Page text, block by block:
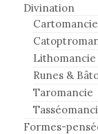
Divination
Cartomancie
Lithomancie
Runes &
Taromancie
Formes-